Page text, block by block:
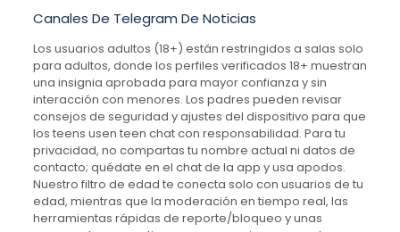
Canales De Telegram De Noticias
Los usuarios adultos (18+) están restringidos a salas solo
para adultos, donde los perfiles verificados 18+ muestran
una insignia aprobada para mayor confianza y sin
interacción con menores. Los padres pueden revisar
consejos de seguridad y ajustes del dispositivo para que
los teens usen teen chat con responsabilidad. Para tu
privacidad, no compartas tu nombre actual ni datos de
contacto; quédate en el chat de la app y usa apodos.
Nuestro filtro de edad te conecta solo con usuarios de tu
edad, mientras que la moderación en tiempo real, las
herramientas rápidas de reporte/bloqueo y unas